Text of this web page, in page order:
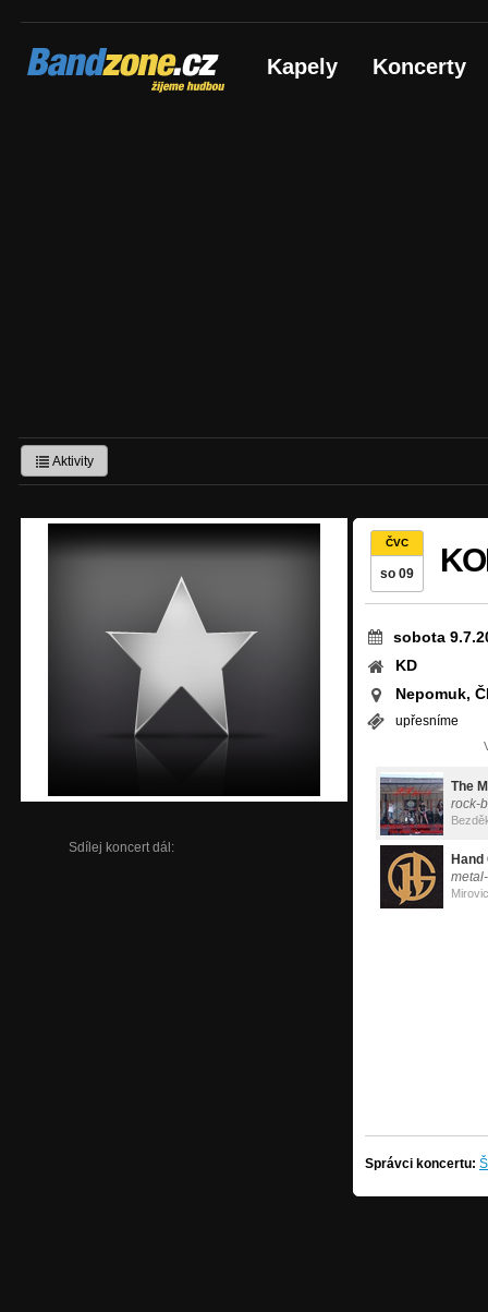
Bandzone.cz
žijeme hudbou Kapely Koncerty
Aktivity
Sdílej koncert dál:
ČVC
so 09
sobota
KD
Nepomuk,
upřesníme
The
rock-
Hand
Správci koncertu: